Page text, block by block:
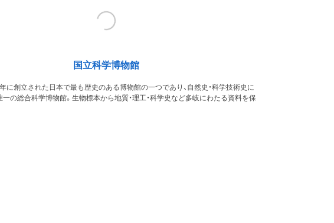
国立科学博物館
年に創立された日本で最も歴史のある博物館の一つであり、自然史・科学技術史に
の総合科学博物館。生物標本から地質・理工・科学史など多岐にわたる資料を保